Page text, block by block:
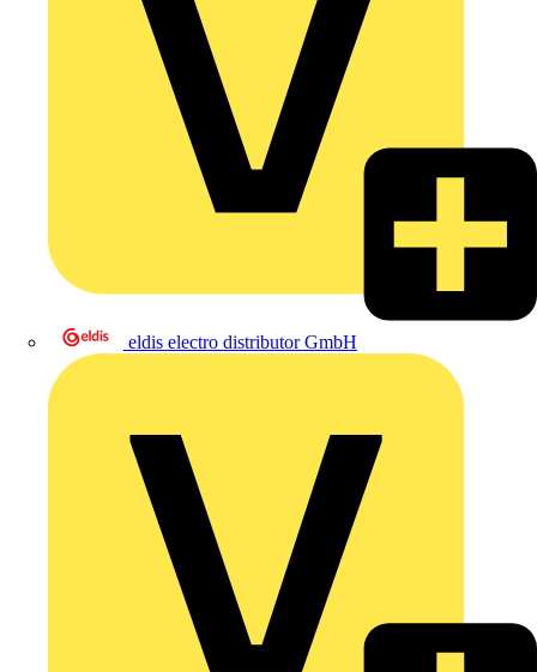
eldis electro distributor GmbH